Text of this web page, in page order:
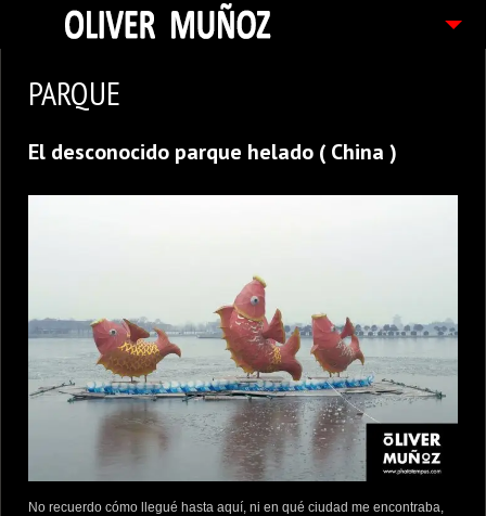
FOTOGRAFIAS
CONTACTO
PARQUE
El desconocido parque helado ( China )
No recuerdo cómo llegué hasta aquí, ni en qué ciudad me encontraba,